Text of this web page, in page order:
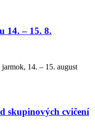
14. – 15. 8.
14. – 15. august
skupinových cvičení